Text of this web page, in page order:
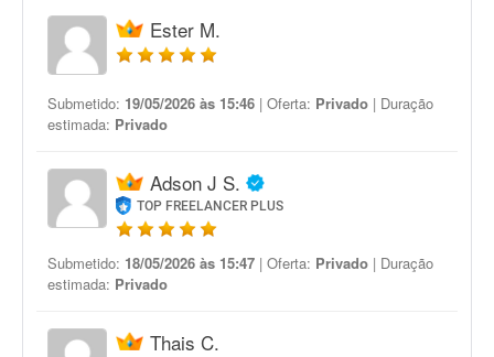
Ester M.
Submetido: 19/05/2026 às 15:46 | Oferta: Privado | Duração
estimada: Privado
Adson J S.
TOP FREELANCER PLUS
Submetido: 18/05/2026 às 15:47 | Oferta: Privado | Duração
estimada: Privado
Thais C.